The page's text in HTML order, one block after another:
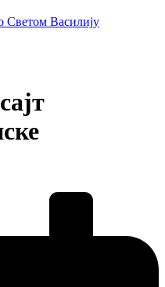
Светом Василију